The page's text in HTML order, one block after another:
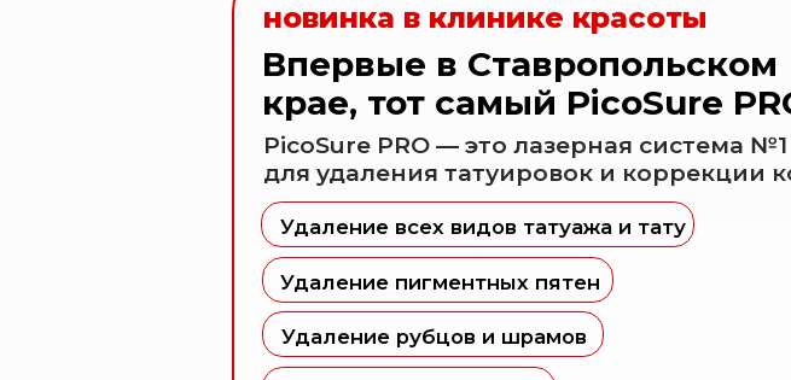
Подробнее о PicoSure PRO
Лазерное омоложение
Удаление пигментных пятен
Удаление рубцов и шрамов
Удаление всех видов татуажа и тату